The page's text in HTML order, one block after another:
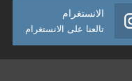
الانستغرام
تالعنا على الانستغرام